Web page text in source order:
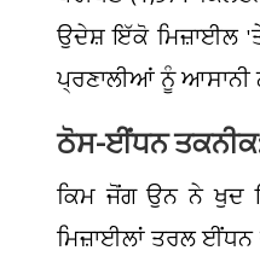
ਉਦੇਸ਼ ਇੱਕੋ ਮਿਜ਼ਾਈਲ 'ਤੇ
ਪ੍ਰਣਾਲੀਆਂ ਨੂੰ ਆਸਾਨੀ
ਠੋਸ-ਈਂਧਨ
ਕਿਮ ਜੋਂਗ ਉਨ ਨੇ ਖੁਦ
ਮਿਜ਼ਾਈਲਾਂ ਤਰਲ ਈਂਧਨ